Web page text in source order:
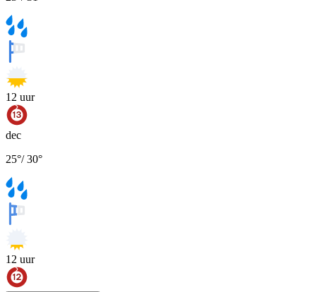
12 uur
dec
25°/30°
12 uur